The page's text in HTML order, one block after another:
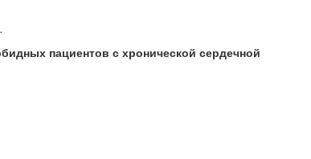
пациентов с хронической сердечной